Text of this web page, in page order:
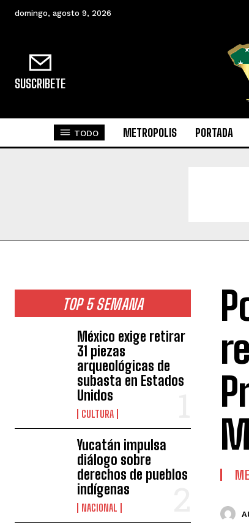
domingo, agosto 9, 2026
SUSCRIBETE
TODO METROPOLIS PORTADA
TOP 5 SEMANA
México exige retirar
31 piezas
arqueológicas de
subasta en Estados
Unidos
CULTURA
Yucatán impulsa
diálogo sobre
derechos de pueblos
indígenas
NACIONAL